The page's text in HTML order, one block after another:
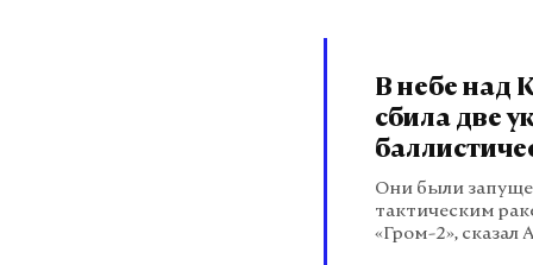
В небе
сбила две
Они были
тактическим
«Гром-2», сказал